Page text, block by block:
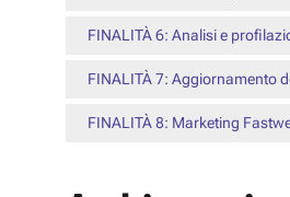
FINALITÀ 6: Analisi e
FINALITÀ 7: Aggiornamento
FINALITÀ 8: Marketing